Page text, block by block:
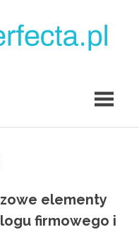
elementy
firmowego i